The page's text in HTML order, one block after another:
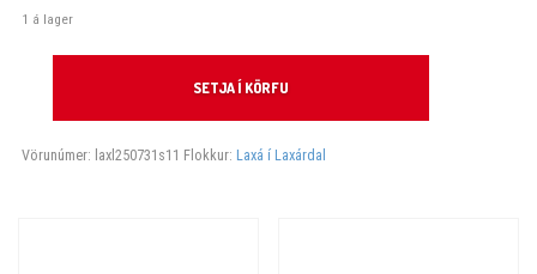
1 á lager
SETJA Í KÖRFU
Vörunúmer: laxl250731s11 Flokkur: Laxá í Laxárdal